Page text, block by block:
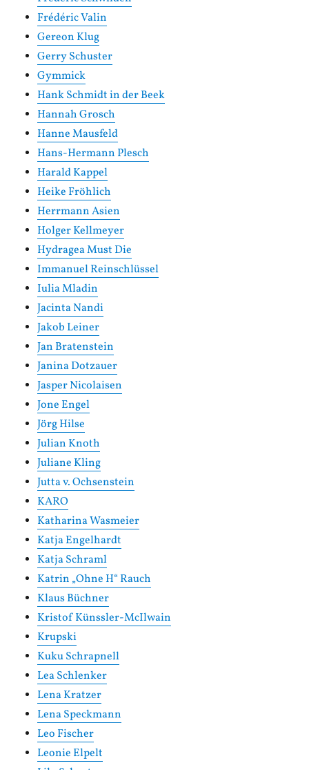
Frédéric Valin
Gereon Klug
Gerry Schuster
Gymmick
Hank Schmidt in der Beek
Hannah Grosch
Hanne Mausfeld
Hans-Hermann Plesch
Harald Kappel
Heike Fröhlich
Herrmann Asien
Holger Kellmeyer
Hydragea Must Die
Immanuel Reinschlüssel
Iulia Mladin
Jacinta Nandi
Jakob Leiner
Jan Bratenstein
Janina Dotzauer
Jasper Nicolaisen
Jone Engel
Jörg Hilse
Julian Knoth
Juliane Kling
Jutta v. Ochsenstein
KARO
Katharina Wasmeier
Katja Engelhardt
Katja Schraml
Katrin „Ohne H“ Rauch
Klaus Büchner
Kristof Künssler-McIlwain
Krupski
Kuku Schrapnell
Lea Schlenker
Lena Kratzer
Lena Speckmann
Leo Fischer
Leonie Elpelt